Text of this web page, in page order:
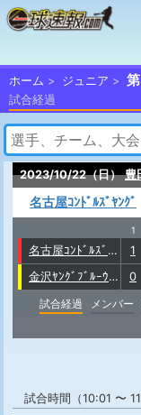
ホーム ジュニア
試合経過
2023/10/22（日） 豊
名古屋ｺﾝﾄﾞﾙｽﾞﾔﾝｸﾞ
1
名古屋ｺﾝﾄﾞﾙｽﾞﾔﾝｸﾞ 1
金沢ﾔﾝｸﾞﾌﾞﾙｰｳｪｰﾌﾞ
0
試合経過
メンバー
試合時間（10:01 〜